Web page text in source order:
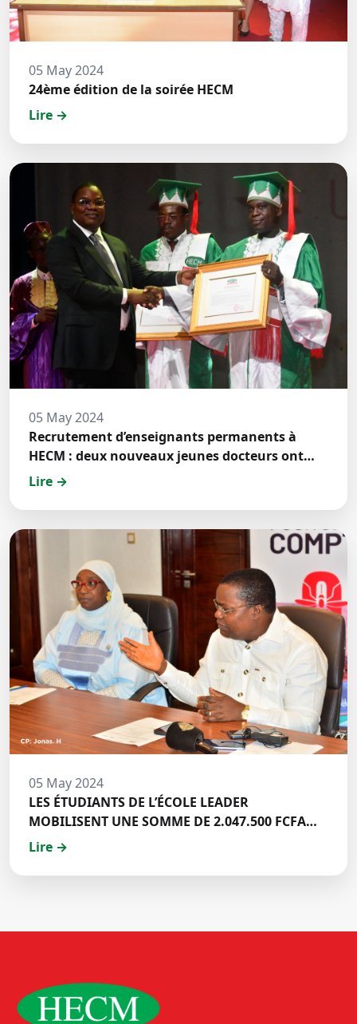
05 May 2024
24ème édition de la soirée HECM
Lire →
05 May 2024
Recrutement d’enseignants permanents à
HECM : deux nouveaux jeunes docteurs ont
prêté́ serment
Lire →
05 May 2024
LES ÉTUDIANTS DE L’ÉCOLE LEADER
MOBILISENT UNE SOMME DE 2.047.500 FCFA
POUR LE FONDS ZÉRO PALU:DISCOURS DE M.
DE HECM
Lire →